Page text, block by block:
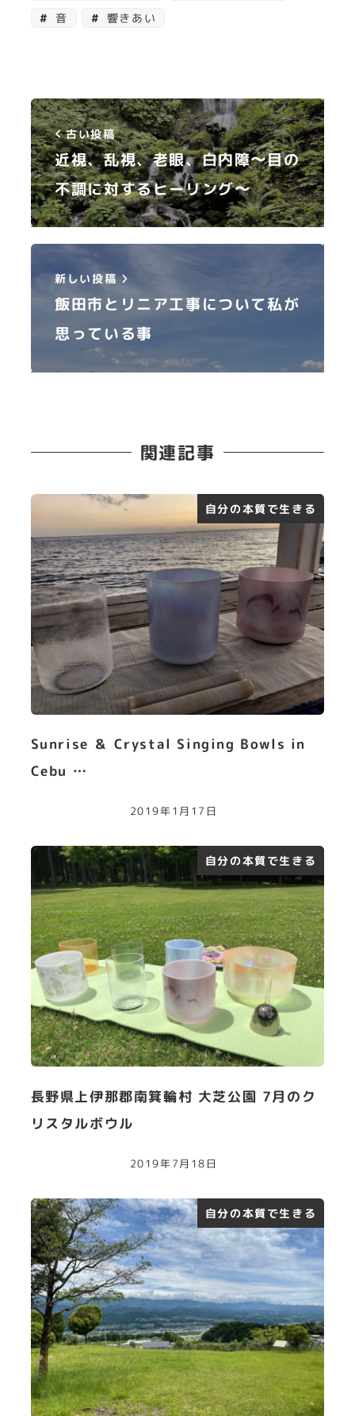
音
響きあい
古い投稿
近視、乱視、老眼、白内障〜目の
不調に対するヒーリング〜
新しい投稿
飯田市とリニア工事について私が
思っている事
関連記事
自分の本質で生きる
Sunrise ＆ Crystal Singing Bowls in
Cebu …
2019年1月17日
自分の本質で生きる
長野県上伊那郡南箕輪村 大芝公園 7月のク
リスタルボウル
2019年7月18日
自分の本質で生きる